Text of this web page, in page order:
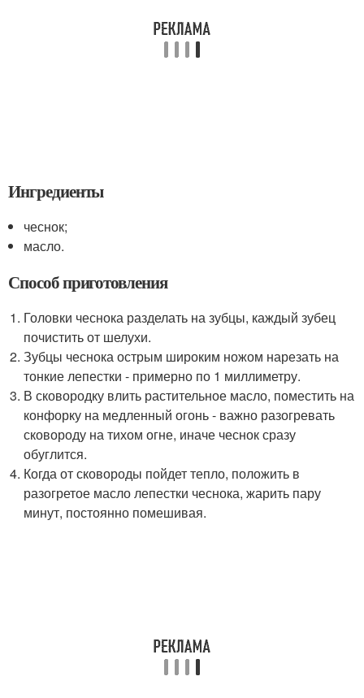
Ингредиенты
чеснок;
масло.
Способ приготовления
Головки чеснока разделать на зубцы, каждый зубец
почистить от шелухи.
Зубцы чеснока острым широким ножом нарезать на
тонкие лепестки - примерно по 1 миллиметру.
В сковородку влить растительное масло, поместить на
конфорку на медленный огонь - важно разогревать
сковороду на тихом огне, иначе чеснок сразу
обуглится.
Когда от сковороды пойдет тепло, положить в
разогретое масло лепестки чеснока, жарить пару
минут, постоянно помешивая.